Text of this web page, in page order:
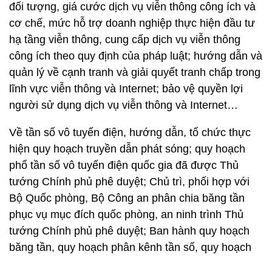
đối tượng, giá cước dịch vụ viễn thông công ích và
cơ chế, mức hỗ trợ doanh nghiệp thực hiện đầu tư
hạ tầng viễn thông, cung cấp dịch vụ viễn thông
công ích theo quy định của pháp luật; hướng dẫn và
quản lý về cạnh tranh và giải quyết tranh chấp trong
lĩnh vực viễn thông và Internet; bảo vệ quyền lợi
người sử dụng dịch vụ viễn thông và Internet…
Về tần số vô tuyến điện, hướng dẫn, tổ chức thực
hiện quy hoạch truyền dẫn phát sóng; quy hoạch
phổ tần số vô tuyến điện quốc gia đã được Thủ
tướng Chính phủ phê duyệt; Chủ trì, phối hợp với
Bộ Quốc phòng, Bộ Công an phân chia băng tần
phục vụ mục đích quốc phòng, an ninh trình Thủ
tướng Chính phủ phê duyệt; Ban hành quy hoạch
băng tần, quy hoạch phân kênh tần số, quy hoạch